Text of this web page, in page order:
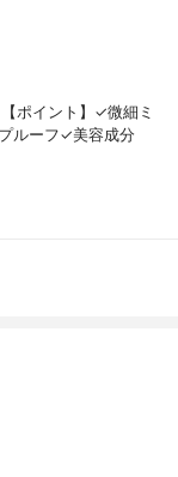
ポイント】✓微細ミ
ルーフ✓美容成分